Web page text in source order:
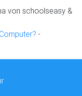
von schoolseasy &
-